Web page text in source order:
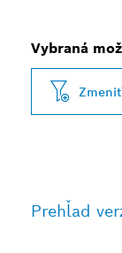
Vybraná
Prehľad